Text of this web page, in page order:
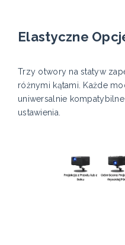
Elastyczne
Trzy otwory na statyw
różnymi kątami. Każde
uniwersalnie
ustawienia.